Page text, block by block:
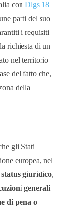
con Dlgs 18
parti del suo
i requisiti
richiesta di un
nel territorio
del fatto che,
della
gli Stati
europea, nel
status giuridico,
generali
di pena o